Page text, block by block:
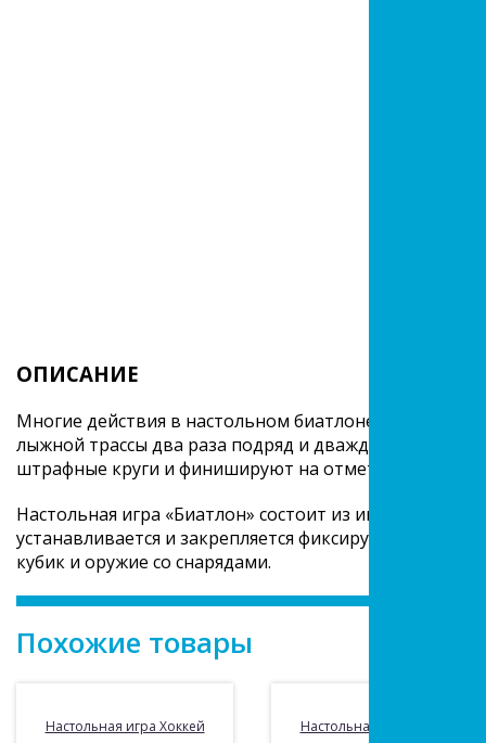
ОПИСАНИЕ
Многие действия в настольном биатлоне
лыжной трассы два раза подряд и дважды выходят
штрафные круги и финишируют на отметке 41
Настольная игра «Биатлон» состоит из игрового
устанавливается и закрепляется фиксирующей
кубик и оружие со снарядами.
Похожие товары
Настольная игра Хоккей Настольная игра Хоккей